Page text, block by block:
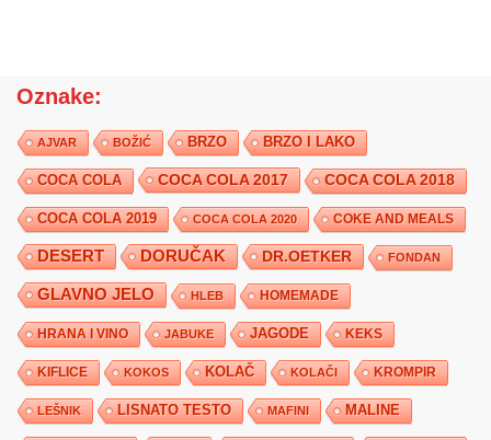
Oznake:
AJVAR BOŽIĆ BRZO BRZO I LAKO
COCA COLA COCA COLA 2017 COCA COLA 2018
COCA COLA 2019 COCA COLA 2020 COKE AND MEALS
DESERT DORUČAK DR.OETKER FONDAN
GLAVNO JELO HLEB HOMEMADE
HRANA I VINO JABUKE JAGODE KEKS
KIFLICE KOKOS KOLAČ KOLAČI KROMPIR
LEŠNIK LISNATO TESTO MAFINI MALINE